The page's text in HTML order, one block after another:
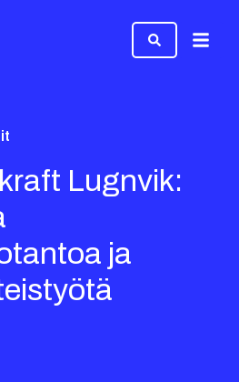
Lugnvik:
ja